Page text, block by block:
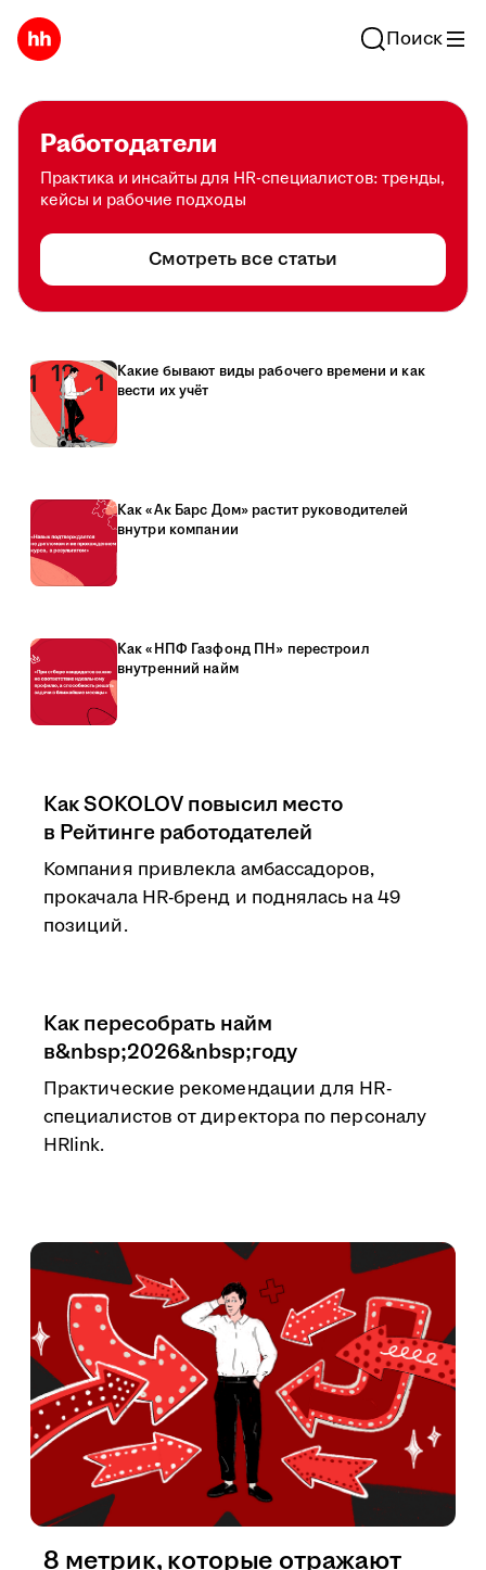
Поиск
Работодатели
Практика и инсайты для HR-специалистов: тренды,
кейсы и рабочие подходы
Смотреть все статьи
Какие бывают виды рабочего времени и как
вести их учёт
Как «Ак Барс Дом» растит руководителей
внутри компании
Как «НПФ Газфонд ПН» перестроил
внутренний найм
Как SOKOLOV повысил место
в Рейтинге работодателей
Компания привлекла амбассадоров,
прокачала HR-бренд и поднялась на 49
позиций.
Как пересобрать найм
в&nbsp;2026&nbsp;году
Практические рекомендации для HR-
специалистов от директора по персоналу
HRlink.
8 метрик, которые отражают